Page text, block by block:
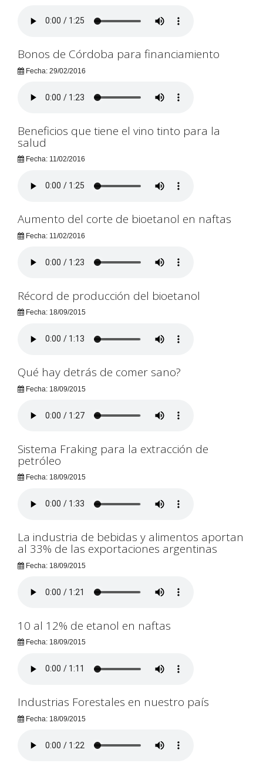
Bonos de Córdoba para financiamiento
Fecha: 29/02/2016
Beneficios que tiene el vino tinto para la
salud
Fecha: 11/02/2016
Aumento del corte de bioetanol en naftas
Fecha: 11/02/2016
Récord de producción del bioetanol
Fecha: 18/09/2015
Qué hay detrás de comer sano?
Fecha: 18/09/2015
Sistema Fraking para la extracción de
petróleo
Fecha: 18/09/2015
La industria de bebidas y alimentos aportan
al 33% de las exportaciones argentinas
Fecha: 18/09/2015
10 al 12% de etanol en naftas
Fecha: 18/09/2015
Industrias Forestales en nuestro país
Fecha: 18/09/2015